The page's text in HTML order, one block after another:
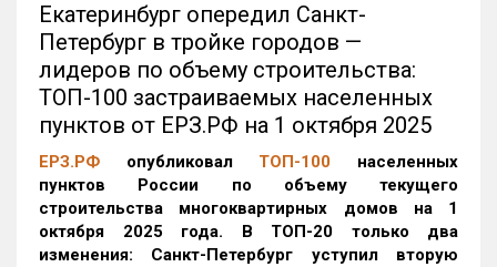
Екатеринбург опередил Санкт-
Петербург в тройке городов —
лидеров по объему строительства:
ТОП-100 застраиваемых населенных
пунктов от ЕРЗ.РФ на 1 октября 2025
ЕРЗ.РФ опубликовал ТОП-100 населенных
пунктов России по объему текущего
строительства многоквартирных домов на 1
октября 2025 года. В ТОП-20 только два
изменения: Санкт-Петербург уступил вторую